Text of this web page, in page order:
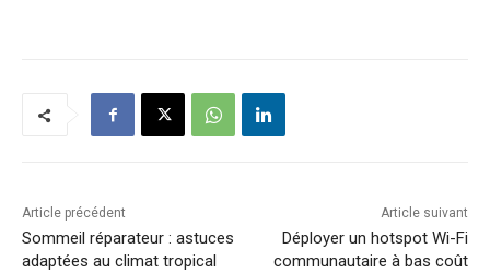
Article précédent
Sommeil réparateur : astuces
adaptées au climat tropical
Article suivant
Déployer un hotspot Wi-Fi
communautaire à bas coût